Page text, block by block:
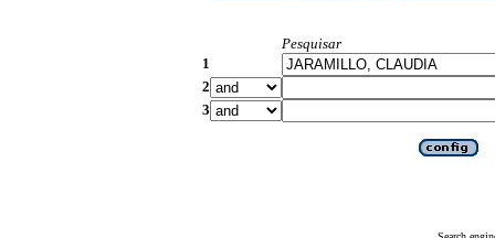
Pesquisar
1
2
3